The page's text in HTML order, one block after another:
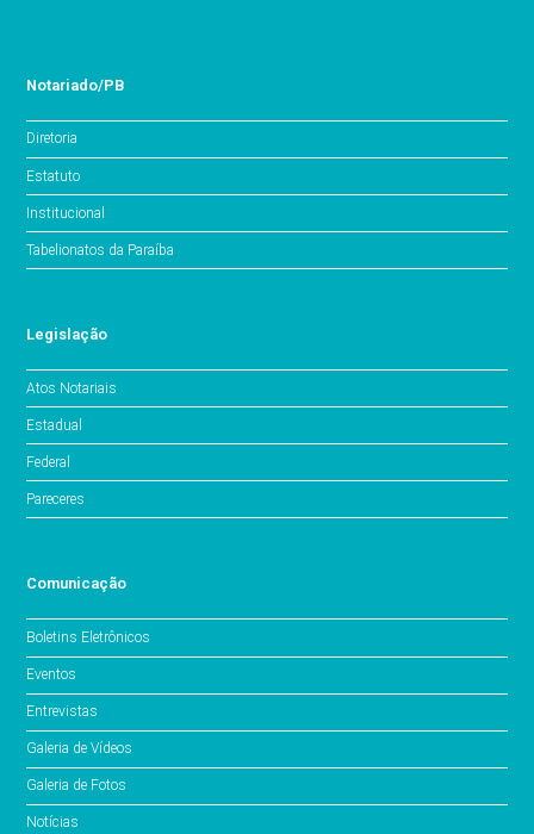
Notariado/PB
Diretoria
Estatuto
Institucional
Tabelionatos da Paraíba
Legislação
Atos Notariais
Estadual
Federal
Pareceres
Comunicação
Boletins Eletrônicos
Eventos
Entrevistas
Galeria de Vídeos
Galeria de Fotos
Notícias